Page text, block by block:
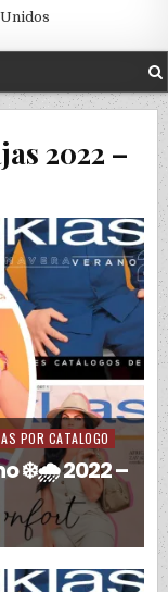
2022 –
POR CATALOGO
❄️🌧️ 2022 –